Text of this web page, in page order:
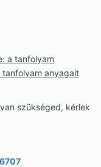
a tanfolyam
tanfolyam anyagait
szükséged, kérlek